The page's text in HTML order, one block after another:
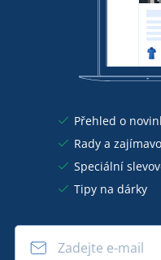
Přehled o
Rady a
Speciální
Tipy na dárky